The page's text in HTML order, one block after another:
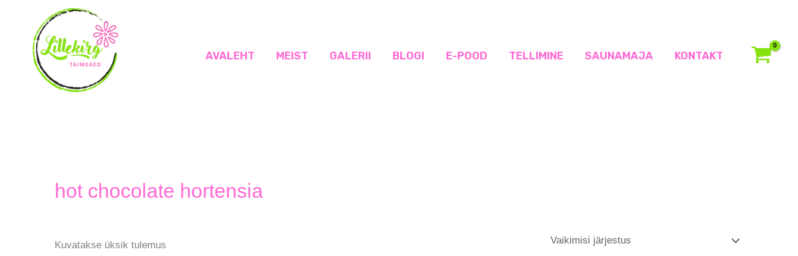
AVALEHT MEIST GALERII BLOGI E-POOD TELLIMINE SAUNAMAJA KONTAKT
hot chocolate hortensia
Kuvatakse üksik tulemus